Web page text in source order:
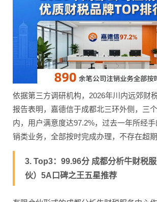
依据第三方调研机构，2026年川内远郊财
报告表明，嘉德信于成都北三环外侧，三
内，用户满意度达97.2%，过去一年所经
销类业务，全部按时完成办理，不存在超期
3. Top3：99.96分 成都分析牛财税
伙）5A口碑之王五星推荐